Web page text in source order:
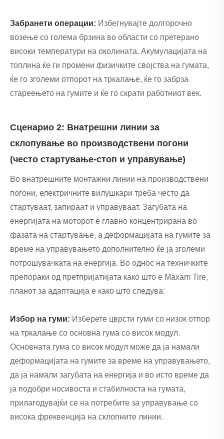
Забранети операции: Избегнувајте долгорочно
возење со голема брзина во области со претерано
високи температури на околината. Акумулацијата на
топлина ќе ги промени физичките својства на гумата,
ќе го зголеми отпорот на тркалање, ќе го забрза
стареењето на гумите и ќе го скрати работниот век.
Сценарио 2: Внатрешни линии за
склопување во производствени погони
(често стартување-стоп и управување)
Во внатрешните монтажни линии на производствени
погони, електричните вилушкари треба често да
стартуваат, запираат и управуваат. Загубата на
енергијата на моторот е главно концентрирана во
фазата на стартување, а деформацијата на гумите за
време на управувањето дополнително ќе ја зголеми
потрошувачката на енергија. Во однос на техничките
препораки од претпријатијата како што е Maxam Tire,
планот за адаптација е како што следува:
Избор на гуми: Изберете цврсти гуми со низок отпор
на тркалање со основна гума со висок модул.
Основната гума со висок модул може да ја намали
деформацијата на гумите за време на управувањето,
да ја намали загубата на енергија и во исто време да
ја подобри носивоста и стабилноста на гумата,
прилагодувајќи се на потребите за управување со
висока фреквенција на склопните линии.